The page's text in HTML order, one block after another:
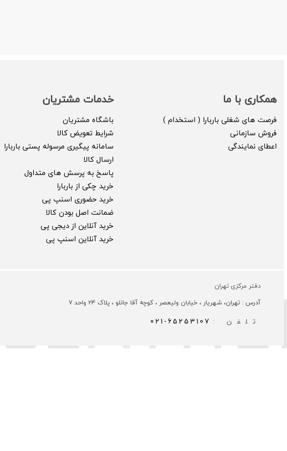
همکاری با ما
فرصت های شغلی باربارا ( استخدام )
فروش سازمانی
اعطای نمایندگی
خدمات مشتریان
باشگاه مشتریان
شرایط تعویض کالا
سامانه پیگیری مرسوله پستی باربارا
ارسال کالا
پاسخ به پرسش های متداول
خرید چکی از باربارا
خرید حضوری اسنپ پی
ضمانت اصل بودن کالا
خرید آنلاین از دیجی پی
خرید آنلاین اسنپ پی
دفتر مرکزی تهران
آدرس : تهران، شهریار ، خیابان ولیعصر ، کوچه آقا جانلو ، پلاک 24 واحد 7
تلفن : 021-65253107